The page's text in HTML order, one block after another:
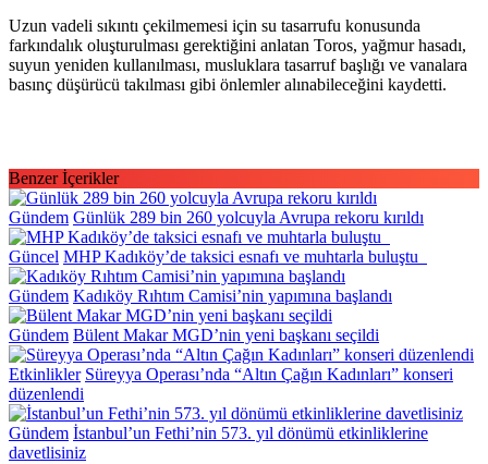
Uzun vadeli sıkıntı çekilmemesi için su tasarrufu konusunda
farkındalık oluşturulması gerektiğini anlatan Toros, yağmur hasadı,
suyun yeniden kullanılması, musluklara tasarruf başlığı ve vanalara
basınç düşürücü takılması gibi önlemler alınabileceğini kaydetti.
Benzer İçerikler
Gündem Günlük 289 bin 260 yolcuyla Avrupa rekoru kırıldı
Güncel MHP Kadıköy’de taksici esnafı ve muhtarla buluştu
Gündem Kadıköy Rıhtım Camisi’nin yapımına başlandı
Gündem Bülent Makar MGD’nin yeni başkanı seçildi
Etkinlikler Süreyya Operası’nda “Altın Çağın Kadınları” konseri
düzenlendi
Gündem İstanbul’un Fethi’nin 573. yıl dönümü etkinliklerine
davetlisiniz